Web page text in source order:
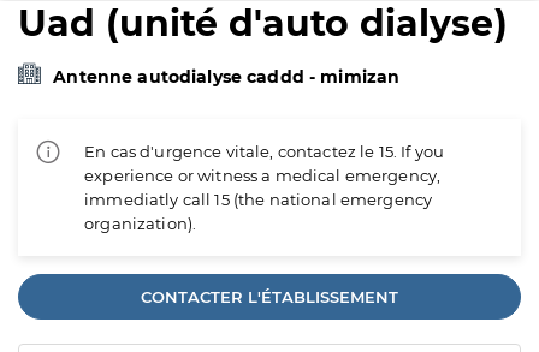
Uad (unité d'auto dialyse)
Antenne autodialyse caddd - mimizan
En cas d'urgence vitale, contactez le 15. If you
experience or witness a medical emergency,
immediatly call 15 (the national emergency
organization).
CONTACTER L'ÉTABLISSEMENT